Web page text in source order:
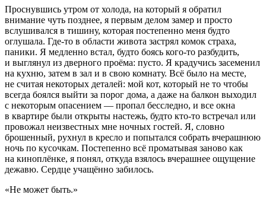
Проснувшись утром от холода, на который я обратил
внимание чуть позднее, я первым делом замер и просто
вслушивался в тишину, которая постепенно меня будто
оглушала. Где-то в области живота застрял комок страха,
паники. Я медленно встал, будто боясь кого-то разбудить,
и выглянул из дверного проёма: пусто. Я крадучись засеменил
на кухню, затем в зал и в свою комнату. Всё было на месте,
не считая некоторых деталей: мой кот, который не то чтобы
всегда боялся выйти за порог дома, а даже на балкон выходил
с некоторым опасением — пропал бесследно, и все окна
в квартире были открыты настежь, будто кто-то встречал или
провожал неизвестных мне ночных гостей. Я, словно
брошенный, рухнул в кресло и попытался собрать вчерашнюю
ночь по кусочкам. Постепенно всё проматывая заново как
на киноплёнке, я понял, откуда взялось вчерашнее ощущение
дежавю. Сердце учащённо забилось.
«Не может быть.»